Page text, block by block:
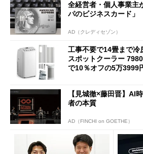
全経営者・個人事業主
パのビジネスカード」
AD（クレディセゾン）
工事不要で14畳まで冷
スポットクーラー
で10％オフの5万3999
【見城徹×藤田晋】AI
者の本質
AD（FINCHI on GOETHE）